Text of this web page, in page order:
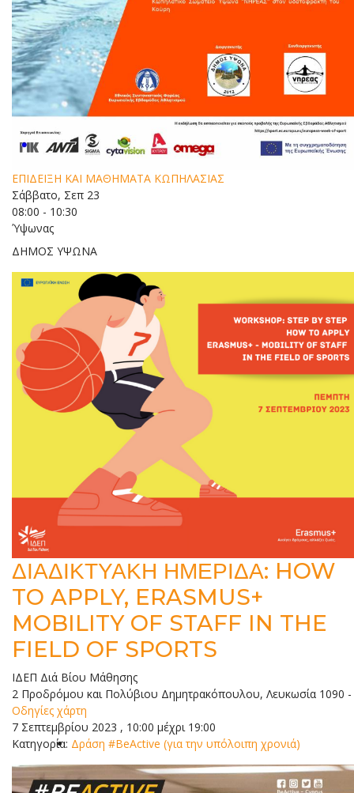
ΕΠΙΔΕΙΞΗ ΚΑΙ ΜΑΘΗΜΑΤΑ ΚΩΠΗΛΑΣΙΑΣ
Σάββατο, Σεπ 23
08:00 - 10:30
Ύψωνας
ΔΗΜΟΣ ΥΨΩΝΑ
ΔΙΑΔΙΚΤΥΑΚΗ ΗΜΕΡΙΔΑ: HOW
TO APPLY, ERASMUS+
MOBILITY OF STAFF IN THE
FIELD OF SPORTS
ΙΔΕΠ Διά Βίου Μάθησης
2 Προδρόμου και Πολύβιου Δημητρακόπουλου, Λευκωσία 1090 -
Οδηγίες χάρτη
7 Σεπτεμβρίου 2023 , 10:00 μέχρι 19:00
Κατηγορία: Δράση #BeActive (για την υπόλοιπη χρονιά)